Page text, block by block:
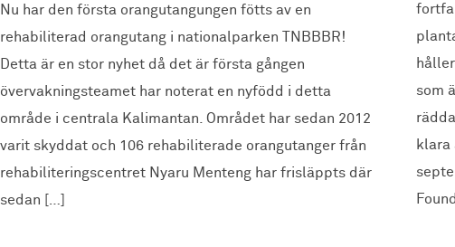
Nu har den första orangutangungen fötts av en
rehabiliterad orangutang i nationalparken TNBBBR!
Detta är en stor nyhet då det är första gången
övervakningsteamet har noterat en nyfödd i detta
område i centrala Kalimantan. Området har sedan 2012
varit skyddat och 106 rehabiliterade orangutanger från
rehabiliteringscentret Nyaru Menteng har frisläppts där
sedan […]
som
klara